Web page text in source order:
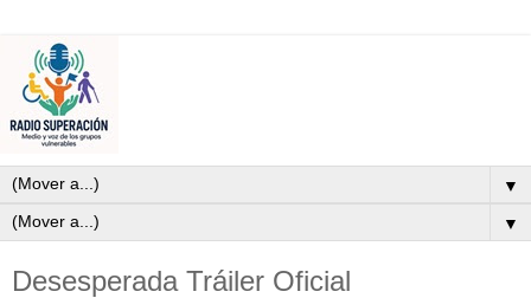
▼
▼
Desesperada Tráiler Oficial